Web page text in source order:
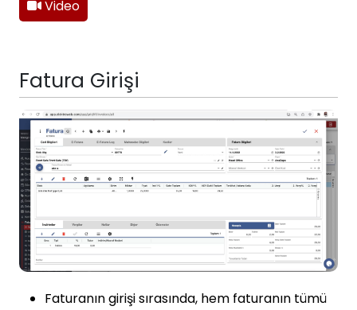
Video
Fatura Girişi
Faturanın girişi sırasında, hem faturanın tümü